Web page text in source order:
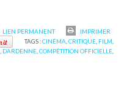
LIEN PERMANENT
IMPRIMER
TAGS :CINÉMA CRITIQUE, FILM
DARDENNE ,COMPÉTITION OFFICIELLE